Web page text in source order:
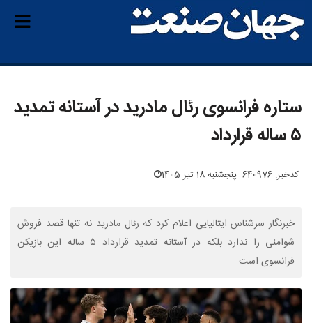
ستاره فرانسوی رئال مادرید در آستانه تمدید
۵ ساله قرارداد
کدخبر: 640976 پنجشنبه 18 تیر 1405
خبرنگار سرشناس ایتالیایی اعلام کرد که رئال مادرید نه تنها قصد فروش
شوامنی را ندارد بلکه در آستانه تمدید قرارداد ۵ ساله این بازیکن
فرانسوی است.